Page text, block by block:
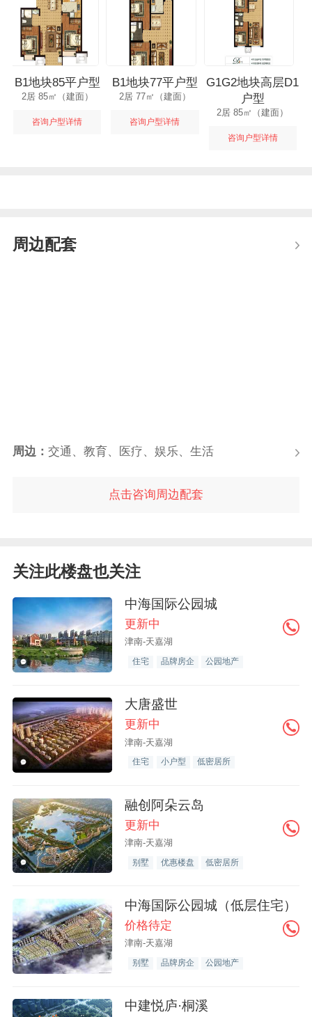
B1地块85平户型
2居 85㎡（建面）
咨询户型详情
B1地块77平户型
2居 77㎡（建面）
咨询户型详情
G1G2地块高层D1
户型
2居 85㎡（建面）
咨询户型详情
周边配套
周边： 交通、教育、医疗、娱乐、生活
点击咨询周边配套
关注此楼盘也关注
中海国际公园城
更新中
津南-天嘉湖
住宅 品牌房企 公园地产
大唐盛世
更新中
津南-天嘉湖
住宅 小户型 低密居所
融创阿朵云岛
更新中
津南-天嘉湖
别墅 优惠楼盘 低密居所
中海国际公园城（低层住宅）
价格待定
津南-天嘉湖
别墅 品牌房企 公园地产
中建悦庐·桐溪